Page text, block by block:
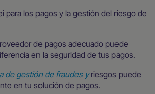
para los pagos y la gestión del riesgo de
de pagos adecuado puede
en la seguridad de tus pagos.
de gestión de fraudes yriesgos puede
en tu solución de pagos.